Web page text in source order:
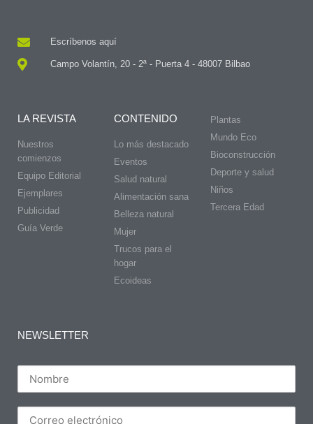
Escríbenos aquí
Campo Volantín, 20 - 2ª - Puerta 4 - 48007 Bilbao
LA REVISTA
Nuestros
comienzos
Equipo Editorial
Ejemplares
Publicidad
Guía Verde
CONTENIDO
Lo más destacado
Eventos
Salud natural
Alimentación sana
Belleza natural
Mujer
Trucos para el
hogar
Ecoideas
Plantas
Mundo Eco
Bioconstrucción
Deporte y salud
Niños
Tercera Edad
NEWSLETTER